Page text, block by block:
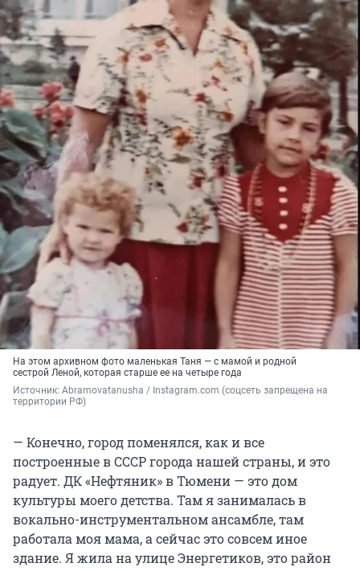
На этом архивном фото маленькая Таня — с мамой и родной
сестрой Леной, которая старше ее на четыре года
Источник: Abramovatanusha / Instagram.com (соцсеть запрещена на
территории РФ)
— Конечно, город поменялся, как и все
построенные в СССР города нашей страны, и это
радует. ДК «Нефтяник» в Тюмени — это дом
культуры моего детства. Там я занималась в
вокально-инструментальном ансамбле, там
работала моя мама, а сейчас это совсем иное
здание. Я жила на улице Энергетиков, это район